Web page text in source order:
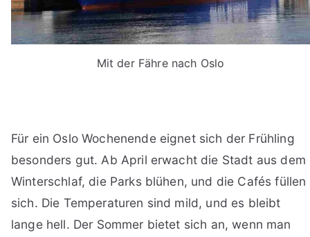
Mit der Fähre nach Oslo
Für ein Oslo Wochenende eignet sich der Frühling
besonders gut. Ab April erwacht die Stadt aus dem
Winterschlaf, die Parks blühen, und die Cafés füllen
sich. Die Temperaturen sind mild, und es bleibt
lange hell. Der Sommer bietet sich an, wenn man